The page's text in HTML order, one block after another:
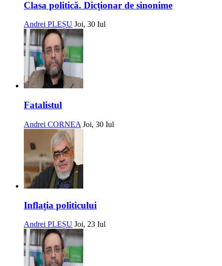
Clasa politică. Dicționar de sinonime
Andrei PLEȘU Joi, 30 Iul
Fatalistul
Andrei CORNEA Joi, 30 Iul
Inflația politicului
Andrei PLEȘU Joi, 23 Iul